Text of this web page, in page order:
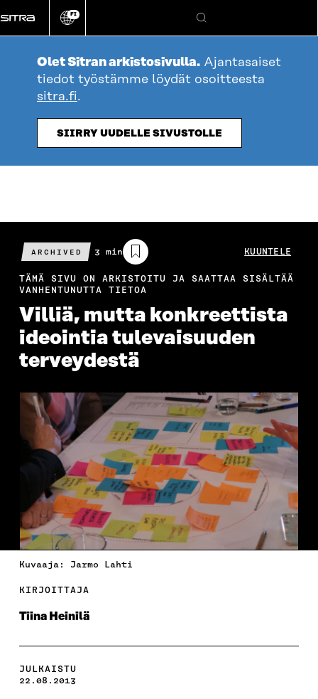
suoraan
sisältöön
Vaihda
kieli
FI
Hae
Olet Sitran arkistosivulla. Ajantasaiset
tiedot työstämme löydät osoitteesta
sitra.fi.
SIIRRY UUDELLE SIVUSTOLLE
ARCHIVED
Arvioitu
lukuaika
3 min KUUNTELE
TÄMÄ SIVU ON ARKISTOITU JA SAATTAA SISÄLTÄÄ
VANHENTUNUTTA TIETOA
Villiä, mutta konkreettista
ideointia tulevaisuuden
terveydestä
Kuvaaja: Jarmo Lahti
KIRJOITTAJA
Tiina Heinilä
JULKAISTU
22.08.2013